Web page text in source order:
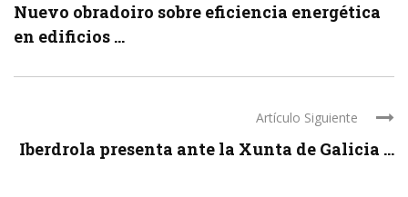
Nuevo obradoiro sobre eficiencia energética
en edificios ...
Artículo Siguiente
Iberdrola presenta ante la Xunta de Galicia ...